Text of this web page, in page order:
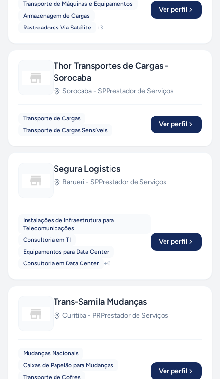
Transporte de Máquinas e Equipamentos
Armazenagem de Cargas
Rastreadores Via Satélite
+3
Ver perfil
Thor Transportes de Cargas -
Sorocaba
Sorocaba - SPPrestador de Serviços
Transporte de Cargas
Transporte de Cargas Sensíveis
Ver perfil
Segura Logistics
Barueri - SPPrestador de Serviços
Instalações de Infraestrutura para
Telecomunicações
Consultoria em TI
Equipamentos para Data Center
Consultoria em Data Center
+6
Ver perfil
Trans-Samila Mudanças
Curitiba - PRPrestador de Serviços
Mudanças Nacionais
Caixas de Papelão para Mudanças
Transporte de Cofres
Ver perfil